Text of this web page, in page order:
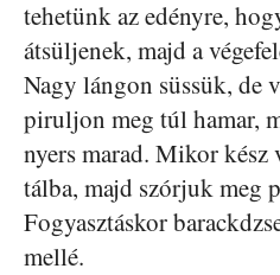
tehetünk az edényre,
átsüljenek, majd a
Nagy lángon süssük, de
piruljon meg túl hamar,
nyers marad. Mikor
tálba, majd szórjuk meg
Fogyasztáskor
mellé.